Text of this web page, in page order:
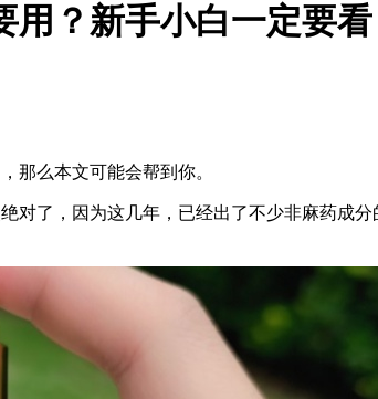
？新手小白一定要看
那么本文可能会帮到你。
对了，因为这几年，已经出了不少非麻药成